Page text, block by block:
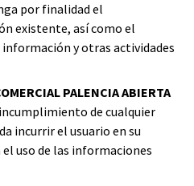
por finalidad el
existente, así como el
y otras actividades
PALENCIA ABIERTA
de cualquier
incurrir el usuario en su
uso de las informaciones